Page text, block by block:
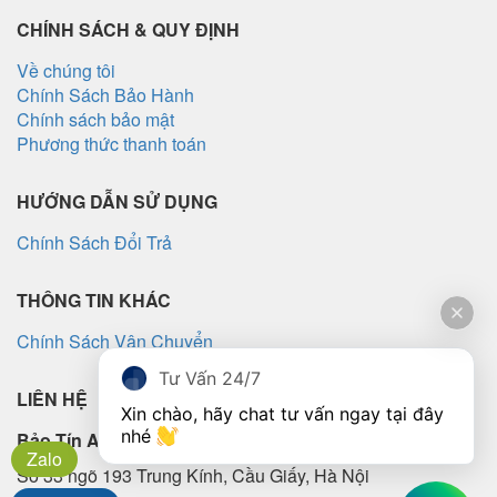
CHÍNH SÁCH & QUY ĐỊNH
Về chúng tôi
Chính Sách Bảo Hành
Chính sách bảo mật
Phương thức thanh toán
HƯỚNG DẪN SỬ DỤNG
Chính Sách Đổi Trả
THÔNG TIN KHÁC
Chính Sách Vận Chuyển
LIÊN HỆ
Bảo Tín Audio
Số 33 ngõ 193 Trung Kính, Cầu Giấy, Hà Nội
Zalo
Tư Vấn 24/7
Xin chào, hãy chat tư vấn ngay tại đây
nhé